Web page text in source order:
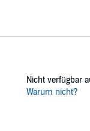
Nicht verfügbar
Warum nicht?